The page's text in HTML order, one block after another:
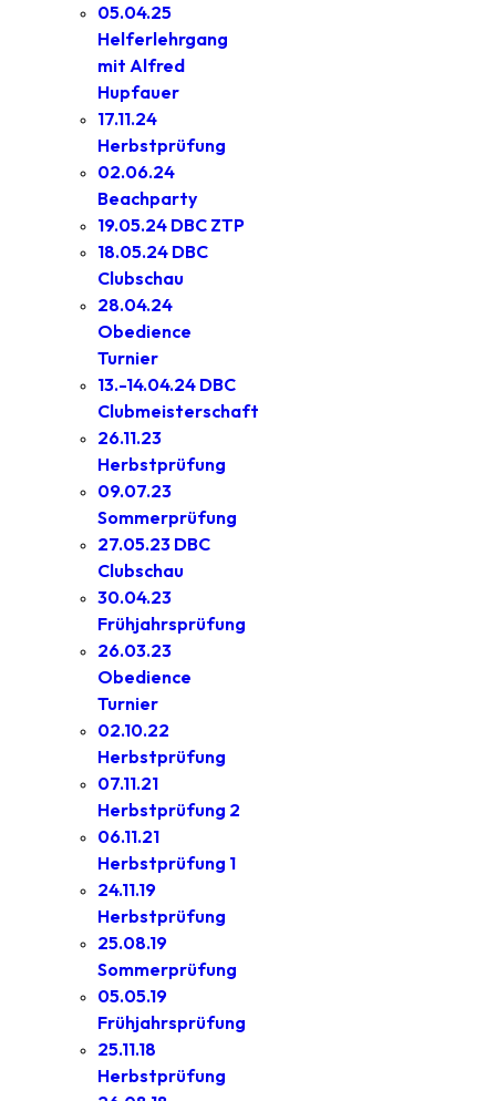
05.04.25
Helferlehrgang
mit Alfred
Hupfauer
17.11.24
Herbstprüfung
02.06.24
Beachparty
19.05.24 DBC ZTP
18.05.24 DBC
Clubschau
28.04.24
Obedience
Turnier
13.-14.04.24 DBC
Clubmeisterschaft
26.11.23
Herbstprüfung
09.07.23
Sommerprüfung
27.05.23 DBC
Clubschau
30.04.23
Frühjahrsprüfung
26.03.23
Obedience
Turnier
02.10.22
Herbstprüfung
07.11.21
Herbstprüfung 2
06.11.21
Herbstprüfung 1
24.11.19
Herbstprüfung
25.08.19
Sommerprüfung
05.05.19
Frühjahrsprüfung
25.11.18
Herbstprüfung